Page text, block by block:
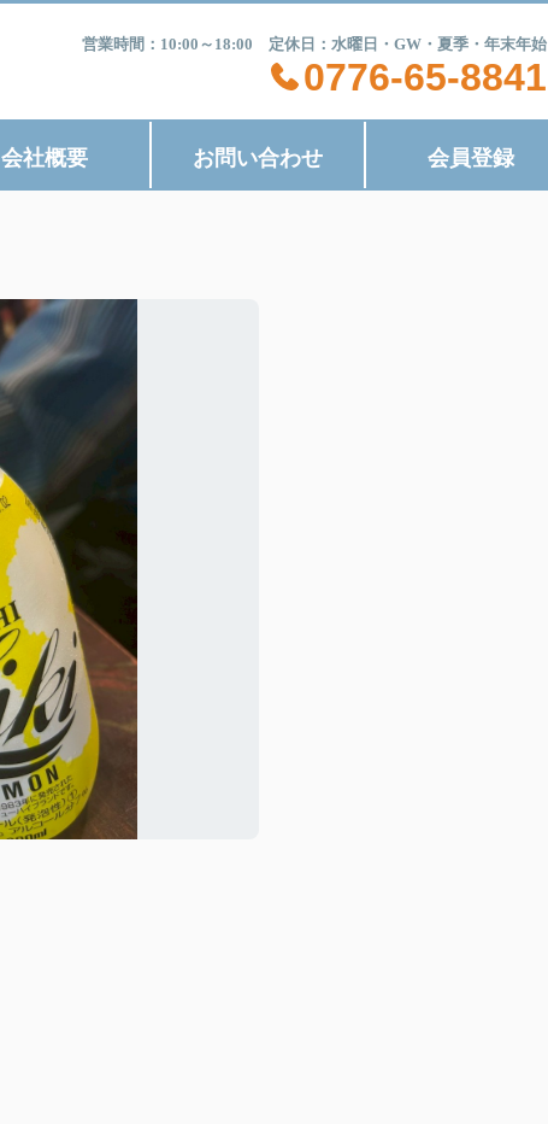
営業時間：10:00～18:00 定休日：水曜日・GW・夏季・年末年始
0776-65-8841
会社概要 お問い合わせ 会員登録